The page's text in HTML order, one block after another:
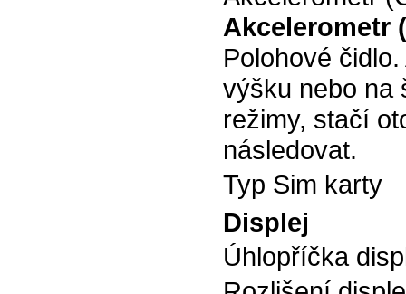
Akcelerometr
Polohové
výšku nebo na
režimy, stačí
následovat.
Typ Sim karty
Displej
Úhlopříčka